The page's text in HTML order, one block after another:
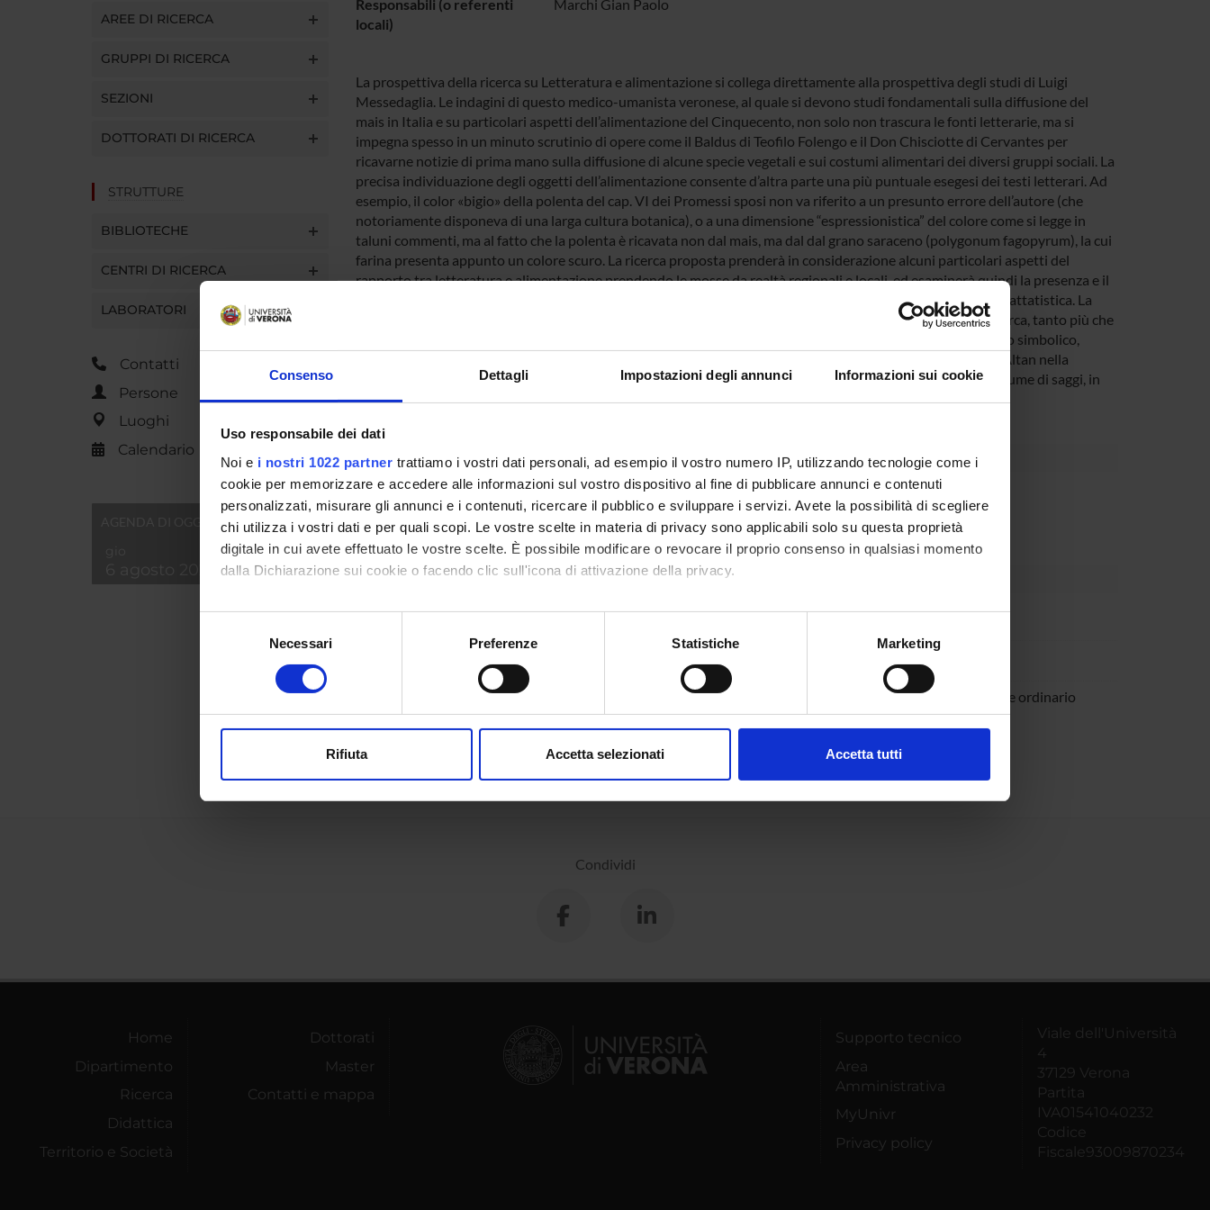
Consenso Dettagli Impostazioni degli annunci Informazioni sui cookie
Uso responsabile dei dati
Noi e i nostri 1022 partner trattiamo i vostri dati personali, ad esempio il vostro numero IP, utilizzando tecnologie come i
cookie per memorizzare e accedere alle informazioni sul vostro dispositivo al fine di pubblicare annunci e contenuti
personalizzati, misurare gli annunci e i contenuti, ricercare il pubblico e sviluppare i servizi. Avete la possibilità di scegliere
chi utilizza i vostri dati e per quali scopi. Le vostre scelte in materia di privacy sono applicabili solo su questa proprietà
digitale in cui avete effettuato le vostre scelte. È possibile modificare o revocare il proprio consenso in qualsiasi momento
dalla Dichiarazione sui cookie o facendo clic sull'icona di attivazione della privacy.
Con il tuo consenso, vorremmo anche:
raccogliere informazioni sulla tua posizione geografica, con un'approssimazione di qualche metro,
digitali).
modificare o ritirare il tuo consenso in qualsiasi momento dalla Dichiarazione sui cookie.
Necessari Preferenze Statistiche Marketing
Rifiuta Accetta selezionati Accetta tutti
AREE DI RICERCA
GRUPPI DI RICERCA
SEZIONI
DOTTORATI DI RICERCA
STRUTTURE
BIBLIOTECHE
CENTRI DI RICERCA
LABORATORI
Contatti
Persone
Luoghi
Calendario
Responsabili (o referenti
locali)
Marchi Gian Paolo
La prospettiva della ricerca su Letteratura e alimentazione si collega direttamente alla prospettiva degli studi di Luigi
Messedaglia. Le indagini di questo medico-umanista veronese, al quale si devono studi fondamentali sulla diffusione del
mais in Italia e su particolari aspetti dell’alimentazione del Cinquecento, non solo non trascura le fonti letterarie, ma si
impegna spesso in un minuto scrutinio di opere come il Baldus di Teofilo Folengo e il Don Chisciotte di Cervantes per
ricavarne notizie di prima mano sulla diffusione di alcune specie vegetali e sui costumi alimentari dei diversi gruppi sociali. La
precisa individuazione degli oggetti dell’alimentazione consente d’altra parte una più puntuale esegesi dei testi letterari. Ad
esempio, il color «bigio» della polenta del cap. VI dei Promessi sposi non va riferito a un presunto errore dell’autore (che
notoriamente disponeva di una larga cultura botanica), o a una dimensione “espressionistica” del colore come si legge in
taluni commenti, ma al fatto che la polenta è ricavata non dal mais, ma dal dal grano saraceno (polygonum fagopyrum), la cui
farina presenta appunto un colore scuro. La ricerca proposta prenderà in considerazione alcuni particolari aspetti del
rapporto tra letteratura e alimentazione prendendo le mosse da realtà regionali e locali, ed esaminerà quindi la presenza e il
significato di concreti oggetti come olio, vino, formaggio, salumi, riso ecc. presenti nella letteratura e nella trattatistica. La
relazione al territorio veronese e veneto costituisce una prospettiva privilegiata ma non esclusiva della ricerca, tanto più che
non mancherà una riflessione particolare sul rapporto tra la dimensione concreta del cibo e il suo significato simbolico,
testimoniato da varie forme di ritualità sociale e religiosa, secondo una prospettiva aperta da Carlo Tullio-Altan nella
relazione di apertura al convegno Homo edens (1989). La ricerca si concreterà nella pubblicazione di un volume di saggi, in
cui verranno utizzate anche alcune fonti iconografiche specifiche.
ENTI FINANZIATORI:
Finanziamento:assegnato e gestito dal Dipartimento
PARTECIPANTI AL PROGETTO
Alberto Brambilla Gian Paolo Marchi
Professore ordinario
Condividi
Home
Dipartimento
Ricerca
Didattica
Territorio e Società
Dottorati
Master
Contatti e mappa
Supporto tecnico
Area
Amministrativa
MyUnivr
Privacy policy
Viale dell'Università
4
37129 Verona
Partita
IVA01541040232
Codice
Fiscale93009870234